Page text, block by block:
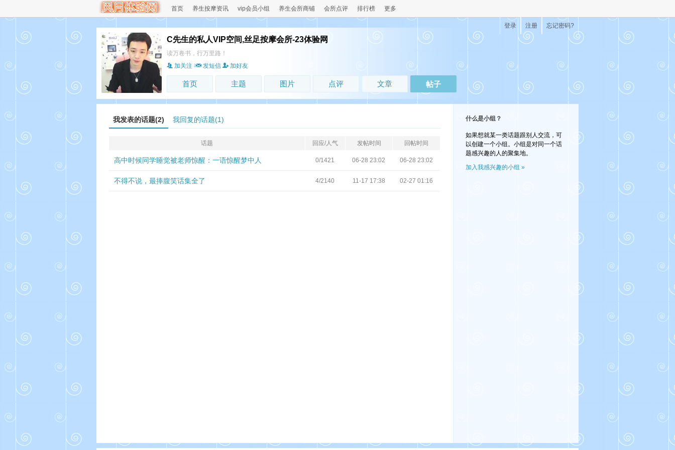
首页 养生按摩资讯 vip会员小组 养生会所商铺 会所点评 排行榜 更多
忘记密码?
注册
登录
C先生的私人VIP空间,丝足按摩会所-23体验网
读万卷书，行万里路！
加关注
发短信 加好友
首页 主题 图片 点评 文章 帖子
我发表的话题(2) 我回复的话题(1)
话题 回应/人气 发帖时间 回帖时间
高中时候同学睡觉被老师惊醒：一语惊醒梦中人 0/1421 06-28 23:02 06-28 23:02
不得不说，最捧腹笑话集全了 4/2140 11-17 17:38 02-27 01:16
什么是小组？
如果想就某一类话题跟别人交流，可
以创建一个小组。小组是对同一个话
题感兴趣的人的聚集地。
加入我感兴趣的小组 »